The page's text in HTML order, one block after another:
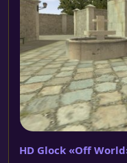
HD Glock «Off